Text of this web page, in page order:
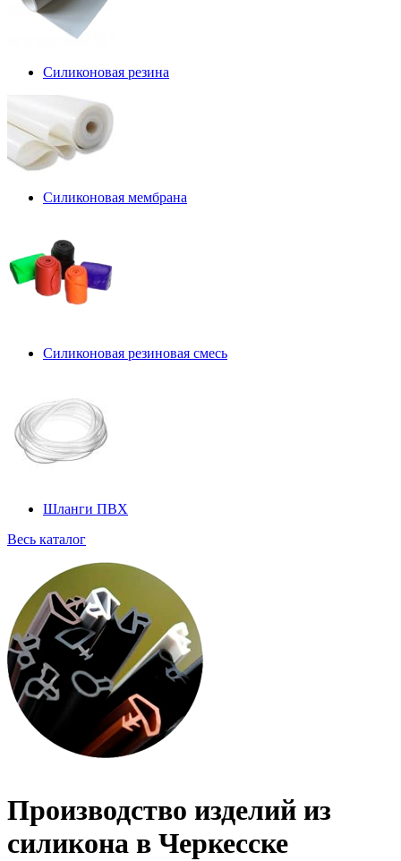
Силиконовая резина
Силиконовая мембрана
Силиконовая резиновая смесь
Шланги ПВХ
Весь каталог
Производство изделий из
силикона в Черкесске